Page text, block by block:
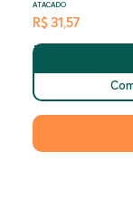
ATACADO
R$ 31,57